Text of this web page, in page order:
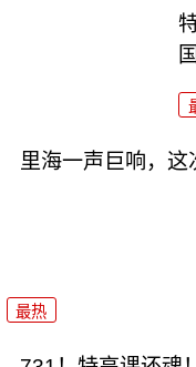
里海一声巨响，这
最热